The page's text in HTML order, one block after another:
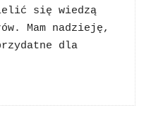
się wiedzą
Mam nadzieję,
dla